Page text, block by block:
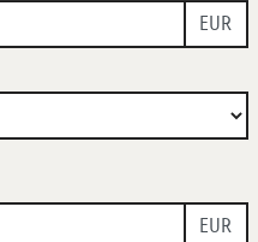
EUR
EUR